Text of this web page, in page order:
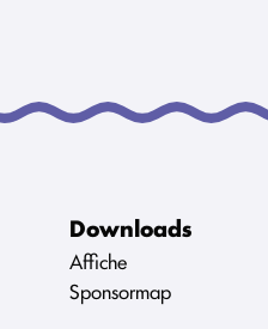
Downloads
Affiche
Sponsormap